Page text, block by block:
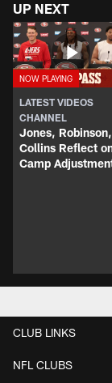
UP NEXT
LATEST VIDEOS
CHANNEL
Jones, Robinson,
Collins Reflect
Camp
CLUB LINKS
NFL CLUBS